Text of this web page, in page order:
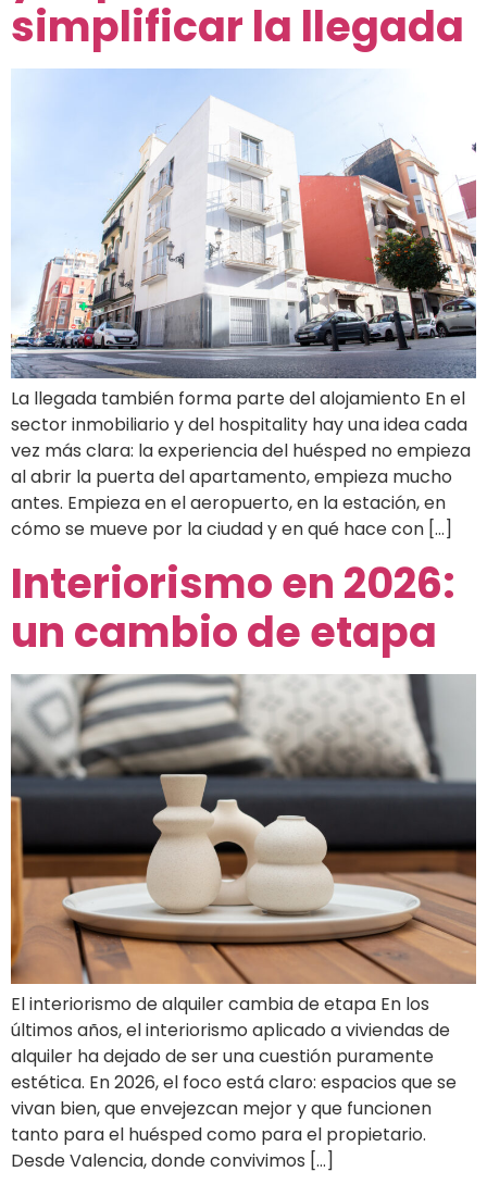
simplificar la llegada
La llegada también forma parte del alojamiento En el
sector inmobiliario y del hospitality hay una idea cada
vez más clara: la experiencia del huésped no empieza
al abrir la puerta del apartamento, empieza mucho
antes. Empieza en el aeropuerto, en la estación, en
cómo se mueve por la ciudad y en qué hace con […]
Interiorismo en 2026:
un cambio de etapa
El interiorismo de alquiler cambia de etapa En los
últimos años, el interiorismo aplicado a viviendas de
alquiler ha dejado de ser una cuestión puramente
estética. En 2026, el foco está claro: espacios que se
vivan bien, que envejezcan mejor y que funcionen
tanto para el huésped como para el propietario.
Desde Valencia, donde convivimos […]